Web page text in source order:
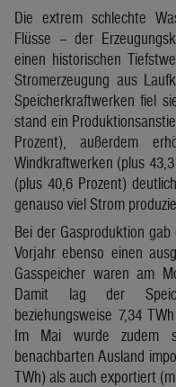
Die extrem schlechte
Flüsse – der
einen historischen
Stromerzeugung aus
Speicherkraftwerken fiel
stand ein
Prozent), außerdem
Windkraftwerken (plus
(plus 40,6 Prozent)
genauso viel Strom
Bei der Gasproduktion
Vorjahr ebenso einen
Gasspeicher waren am
Damit lag der
beziehungsweise 7,34
Im Mai wurde zudem
benachbarten Ausland
TWh) als auch exportiert